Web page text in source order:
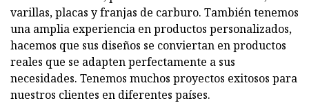
varillas, placas y franjas de carburo. También tenemos
una amplia experiencia en productos personalizados,
hacemos que sus diseños se conviertan en productos
reales que se adapten perfectamente a sus
necesidades. Tenemos muchos proyectos exitosos para
nuestros clientes en diferentes países.